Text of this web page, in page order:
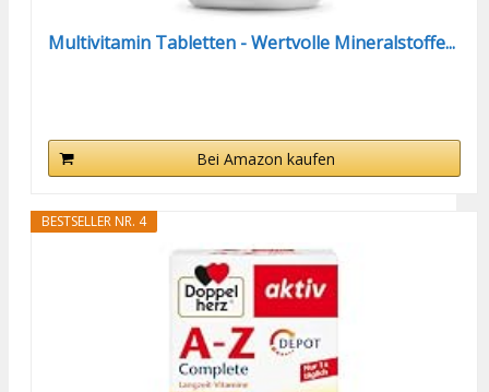
Multivitamin Tabletten - Wertvolle Mineralstoffe...
Bei Amazon kaufen
BESTSELLER NR. 4